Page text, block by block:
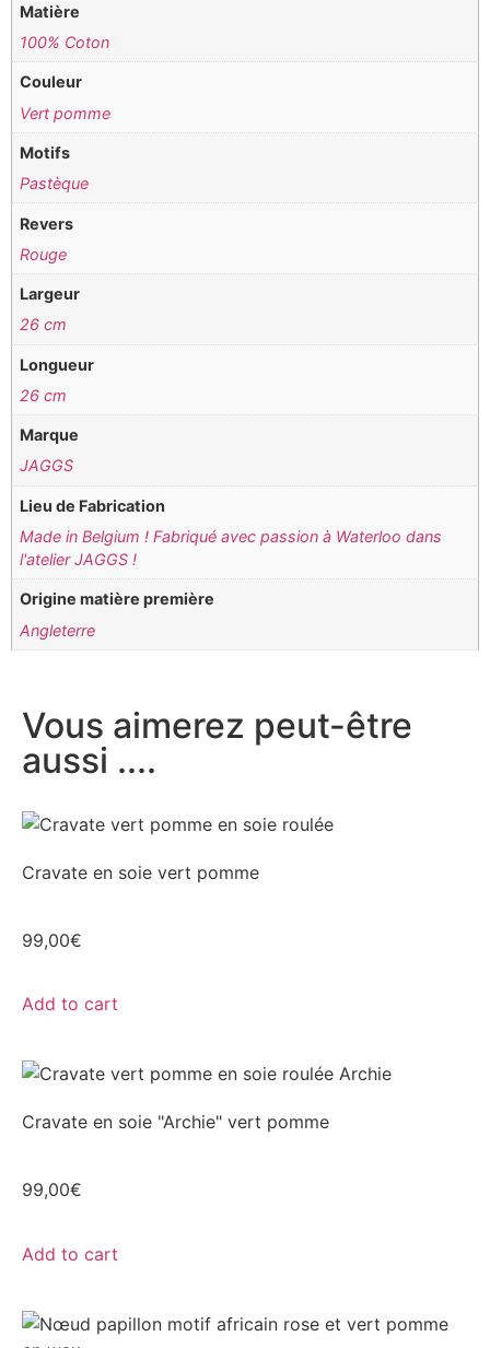
Matière
100% Coton
Couleur
Vert pomme
Motifs
Pastèque
Revers
Rouge
Largeur
26 cm
Longueur
26 cm
Marque
JAGGS
Lieu de Fabrication
Made in Belgium ! Fabriqué avec passion à Waterloo dans
l'atelier JAGGS !
Origine matière première
Angleterre
Vous aimerez peut-être
aussi ....
Cravate en soie vert pomme
99,00€
Add to cart
Cravate en soie "Archie" vert pomme
99,00€
Add to cart